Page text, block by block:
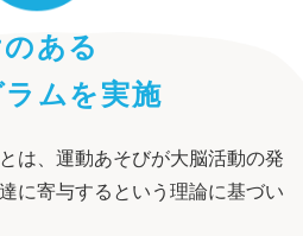
ある
ムを実施
は、運動あそびが大脳活動の発
に寄与するという理論に基づい